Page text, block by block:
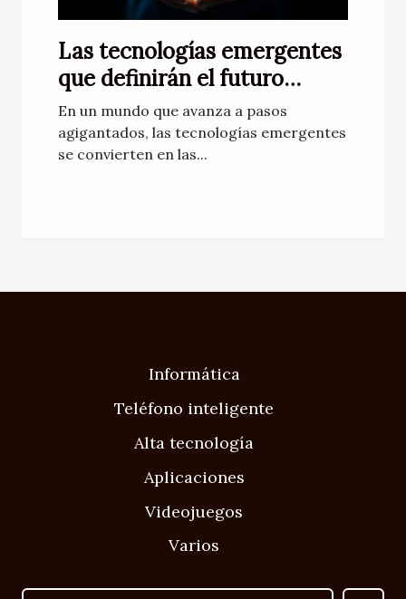
Las tecnologías emergentes
que definirán el futuro
próximo
En un mundo que avanza a pasos
agigantados, las tecnologías emergentes
se convierten en las...
Informática
Teléfono inteligente
Alta tecnología
Aplicaciones
Videojuegos
Varios